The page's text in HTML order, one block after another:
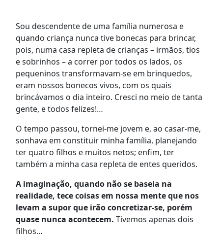
Sou descendente de uma família numerosa e
quando criança nunca tive bonecas para brincar,
pois, numa casa repleta de crianças – irmãos, tios
e sobrinhos – a correr por todos os lados, os
pequeninos transformavam-se em brinquedos,
eram nossos bonecos vivos, com os quais
brincávamos o dia inteiro. Cresci no meio de tanta
gente, e todos felizes!…
O tempo passou, tornei-me jovem e, ao casar-me,
sonhava em constituir minha família, planejando
ter quatro filhos e muitos netos; enfim, ter
também a minha casa repleta de entes queridos.
A imaginação, quando não se baseia na
realidade, tece coisas em nossa mente que nos
levam a supor que irão concretizar-se, porém
quase nunca acontecem. Tivemos apenas dois
filhos…